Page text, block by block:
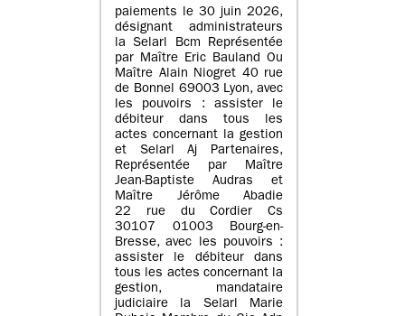
paiements le 30 juin 2026,
désignant administrateurs
la Selarl Bcm Représentée
par Maître Eric Bauland Ou
Maître Alain Niogret 40 rue
de Bonnel 69003 Lyon, avec
les pouvoirs : assister le
débiteur dans tous les
actes concernant la gestion
et Selarl Aj Partenaires,
Représentée par Maître
Jean-Baptiste Audras et
Maître Jérôme Abadie
22 rue du Cordier Cs
30107 01003 Bourg-en-
Bresse, avec les pouvoirs :
assister le débiteur dans
tous les actes concernant la
gestion, mandataire
judiciaire la Selarl Marie